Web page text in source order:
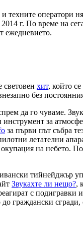
техните
г. По време на
ежедневието.
световен хит, който
без
да го чуваме.
за
за първи път събра
летателни
на небето.
тийнейджър
Звукахте ли нещо?,
с
граждански